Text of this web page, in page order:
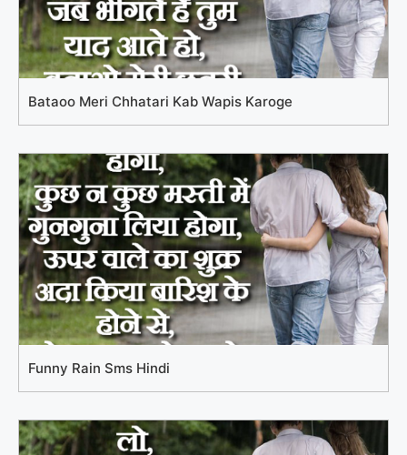
Bataoo Meri Chhatari Kab Wapis Karoge
Funny Rain Sms Hindi